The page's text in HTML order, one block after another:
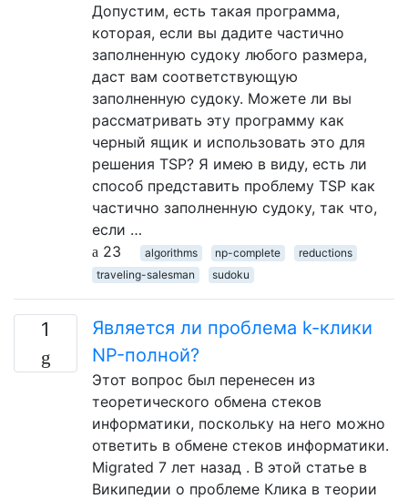
Допустим, есть такая программа,
которая, если вы дадите частично
заполненную судоку любого размера,
даст вам соответствующую
заполненную судоку. Можете ли вы
рассматривать эту программу как
черный ящик и использовать это для
решения TSP? Я имею в виду, есть ли
способ представить проблему TSP как
частично заполненную судоку, так что,
если …
23
algorithms np-complete
reductions
traveling-salesman
sudoku
1
Является ли проблема k-клики
NP-полной?
Этот вопрос был перенесен из
теоретического обмена стеков
информатики, поскольку на него можно
ответить в обмене стеков информатики.
Migrated 7 лет назад . В этой статье в
Википедии о проблеме Клика в теории